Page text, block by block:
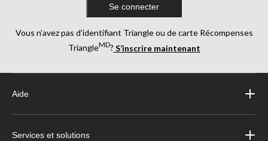
Se connecter
Vous n’avez pas d’identifiant Triangle ou de carte Récompenses
TriangleMD? S’inscrire maintenant
Aide
Services et solutions